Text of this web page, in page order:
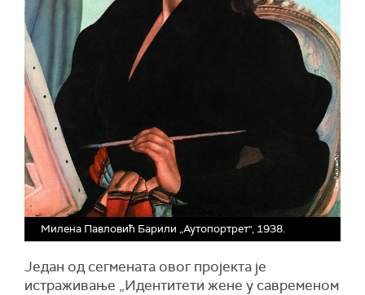
Милена Павловић Барили „Аутопортрет'', 1938.
Један од сегмената овог пројекта је
истраживање „Идентитети жене у савременом